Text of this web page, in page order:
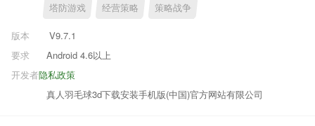
塔防游戏 经营策略 策略战争
版本
V9.7.1
要求
Android 4.6以上
隐私政策
开发者
真人羽毛球3d下载安装手机版(中国)官方网站有限公司